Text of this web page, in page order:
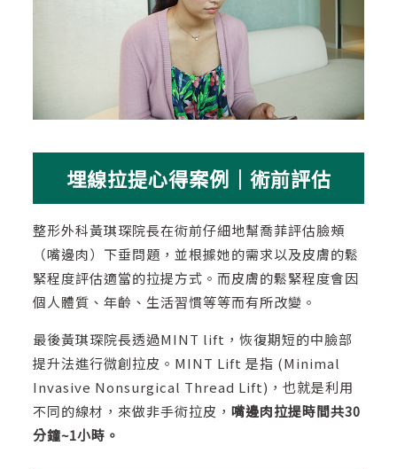
埋線拉提心得案例｜術前評估
整形外科黃琪琛院長在術前仔細地幫喬菲評估臉頰
（嘴邊肉）下垂問題，並根據她的需求以及皮膚的鬆
緊程度評估適當的拉提方式。而皮膚的鬆緊程度會因
個人體質、年齡、生活習慣等等而有所改變。
最後黃琪琛院長透過MINT lift，恢復期短的中臉部
提升法進行微創拉皮。MINT Lift 是指 (Minimal
Invasive Nonsurgical Thread Lift)，也就是利用
不同的線材，來做非手術拉皮，嘴邊肉拉提時間共30
分鐘~1小時。